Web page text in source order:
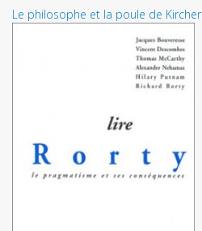
Le philosophe et la poule de Kircher